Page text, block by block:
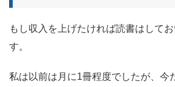
もし収入を上げたければ読書はして
す。
私は以前は月に1冊程度でしたが、今